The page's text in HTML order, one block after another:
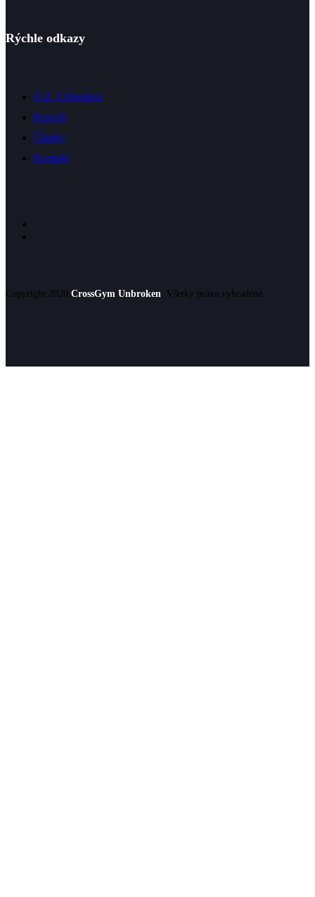
Rýchle odkazy
O.Z. Unbroken
Rozvrh
Články
Kontakt
Copyright 2020 CrossGym Unbroken . Všetky práva vyhradené.